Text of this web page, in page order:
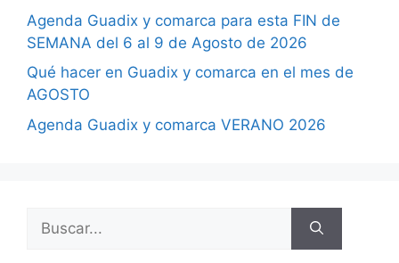
Agenda Guadix y comarca para esta FIN de
SEMANA del 6 al 9 de Agosto de 2026
Qué hacer en Guadix y comarca en el mes de
AGOSTO
Agenda Guadix y comarca VERANO 2026